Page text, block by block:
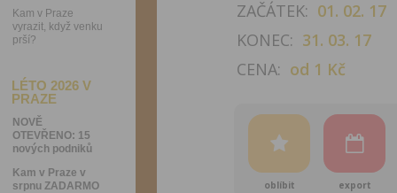
Kam v Praze
vyrazit, když venku
prší?
LÉTO 2026 V
PRAZE
NOVĚ
OTEVŘENO: 15
nových podniků
Kam v Praze v
srpnu ZADARMO
ZAČÁTEK: 01. 02. 17
KONEC: 31. 03. 17
CENA: od 1 Kč
oblíbit export